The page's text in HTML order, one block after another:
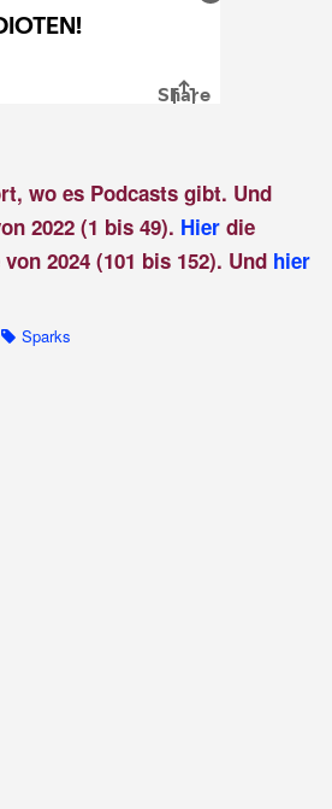
wo es Podcasts gibt. Und
2022 (1 bis 49). Hier die
2024 (101 bis 152). Und hier
Sparks